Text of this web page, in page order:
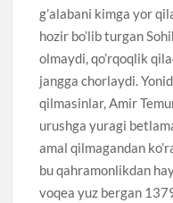
g’alabani kimga yor
hozir bo’lib turgan
olmaydi, qo’rqoqlik
jangga chorlaydi.
qilmasinlar, Amir
urushga yuragi
amal qilmagandan
bu qahramonlikdan
voqea yuz bergan